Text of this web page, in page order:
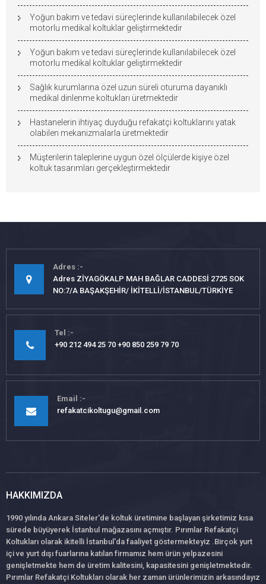
Yoğun bakım ve tedavi süreçlerinde kullanılabilecek özel
motorlu medikal koltuklar geliştirmektedir
Yoğun bakım ve tedavi süreçlerinde kullanılabilecek özel
motorlu medikal koltuklar geliştirmektedir
Sağlık kurumlarına özel uzun süreli oturuma dayanıklı
medikal dinlenme koltukları üretmektedir
Hastanelerin ihtiyaç duyduğu refakatçi koltuklarını yatak
olabilen mekanizmalarla üretmektedir
Müşterilerin taleplerine uygun özel ölçülerde kişiye özel
koltuk tasarımları gerçekleştirmektedir
Adres
Adres ZİYAGÖKALP MAH BAĞLAR CADDESİ 2725 SOK
NO:7/A BAŞAKŞEHİR/ İKİTELLİ/İSTANBUL/TÜRKİYE
Tel
+90 212 494 25 70 +90 850 259 79 70
Email
refakatcikoltugu@gmail.com
HAKKIMIZDA
1990 yılında Ankara Siteler'de koltuk üretimine başlayan şirketimiz kısa
sürede büyüyerek İstanbul mağazasını açmıştır. Pırımlar Refakatçi
Koltukları olarak ikitelli İstanbul'da faaliyet göstermekteyiz .Birçok yurt
içi ve yurt dışı fuarlarına katılan firmamız hem ürün yelpazesini
genişletmekte hem de üretim kalitesini, kapasitesini genişletmektedir.
Pırımlar Refakatçi Koltukları olarak her zaman ürünlerimizin arkasındayız